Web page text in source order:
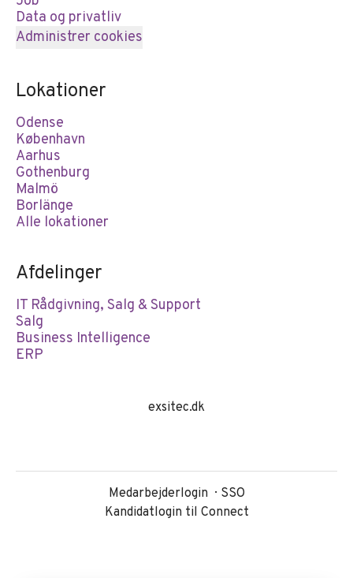
Data og privatliv
Administrer cookies
Lokationer
Odense
København
Aarhus
Gothenburg
Malmö
Borlänge
Alle lokationer
Afdelinger
IT Rådgivning, Salg & Support
Salg
Business Intelligence
ERP
exsitec.dk
Medarbejderlogin
SSO
Kandidatlogin til Connect